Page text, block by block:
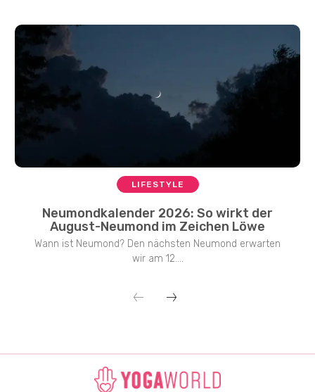
LIFESTYLE
Neumondkalender 2026: So wirkt der
August-Neumond im Zeichen Löwe
Wann ist Neumond? Den nächsten Neumond erwarten
wir am 12....